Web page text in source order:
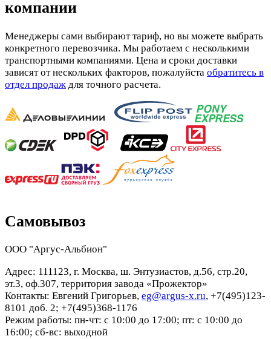
компании
Менеджеры сами выбирают тариф, но вы можете выбрать
конкретного перевозчика. Мы работаем с несколькими
транспортными компаниями. Цена и сроки доставки
зависят от нескольких факторов, пожалуйста обратитесь в
отдел продаж для точного расчета.
Самовывоз
ООО "Аргус-Альбион"
Адрес: 111123, г. Москва, ш. Энтузиастов, д.56, стр.20,
эт.3, оф.307, территория завода «Прожектор»
Контакты: Евгений Григорьев, eg@argus-x.ru, +7(495)123-
8101 доб. 2; +7(495)368-1176
Режим работы: пн-чт: с 10:00 до 17:00; пт: с 10:00 до
16:00; сб-вс: выходной